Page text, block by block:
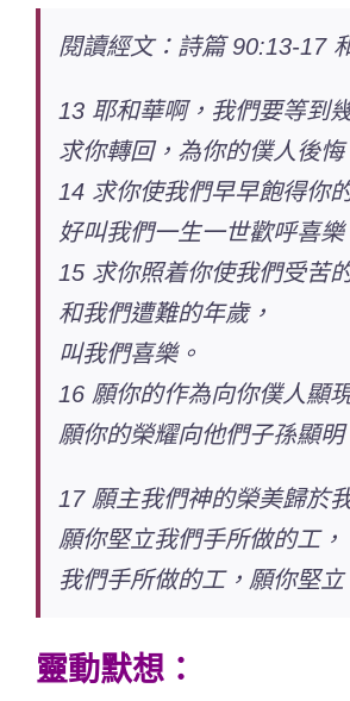
器
閱讀經文：詩篇 90:13-17
13 耶和華啊，我們要等到
求你轉回，為你的僕人後悔
14 求你使我們早早飽得你
好叫我們一生一世歡呼喜樂
15 求你照着你使我們受苦
和我們遭難的年歲，
叫我們喜樂。
16 願你的作為向你僕人顯
願你的榮耀向他們子孫顯明
17 願主我們神的榮美歸於
願你堅立我們手所做的工，
我們手所做的工，願你堅立
靈動默想：